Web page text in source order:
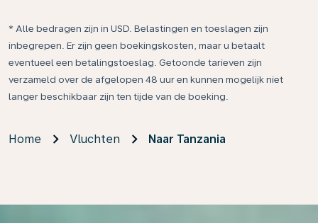
* Alle bedragen zijn in USD. Belastingen en toeslagen zijn
inbegrepen. Er zijn geen boekingskosten, maar u betaalt
eventueel een betalingstoeslag. Getoonde tarieven zijn
verzameld over de afgelopen 48 uur en kunnen mogelijk niet
langer beschikbaar zijn ten tijde van de boeking.
Home Vluchten Naar Tanzania